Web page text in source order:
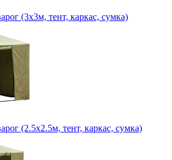
(3х3м, тент, каркас, сумка)
(2.5х2.5м, тент, каркас, сумка)